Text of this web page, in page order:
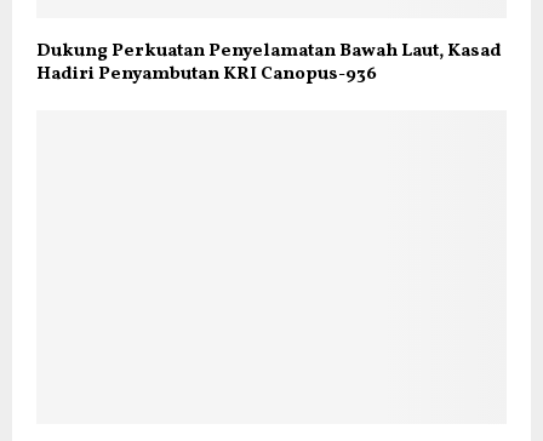
Dukung Perkuatan Penyelamatan Bawah Laut, Kasad
Hadiri Penyambutan KRI Canopus-936